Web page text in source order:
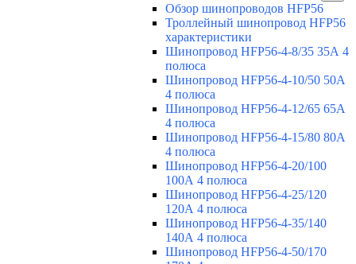
Обзор шинопроводов HFP56
Троллейный шинопровод HFP56
характеристики
Шинопровод HFP56-4-8/35 35А 4
полюса
Шинопровод HFP56-4-10/50 50А
4 полюса
Шинопровод HFP56-4-12/65 65А
4 полюса
Шинопровод HFP56-4-15/80 80А
4 полюса
Шинопровод HFP56-4-20/100
100А 4 полюса
Шинопровод HFP56-4-25/120
120А 4 полюса
Шинопровод HFP56-4-35/140
140А 4 полюса
Шинопровод HFP56-4-50/170